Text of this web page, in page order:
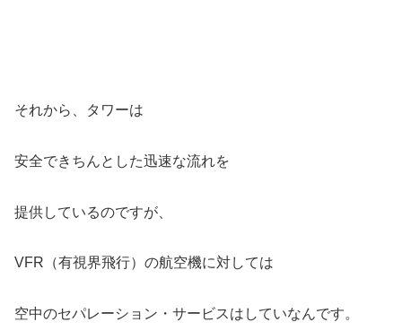
それから、タワーは
安全できちんとした迅速な流れを
提供しているのですが、
VFR（有視界飛行）の航空機に対しては
空中のセパレーション・サービスはしていなんです。